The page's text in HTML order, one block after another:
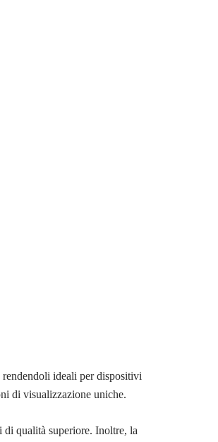
ideali per dispositivi
di visualizzazione uniche.
qualità superiore. Inoltre, la